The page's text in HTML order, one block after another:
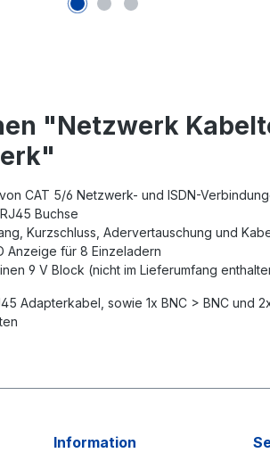
"Netzwerk
CAT 5/6 Netzwerk- und ISDN-
Buchse
Kurzschluss, Adervertauschung und
Anzeige für 8 Einzeladern
9 V Block (nicht im Lieferumfang
Adapterkabel, sowie 1x BNC > BNC und
Information